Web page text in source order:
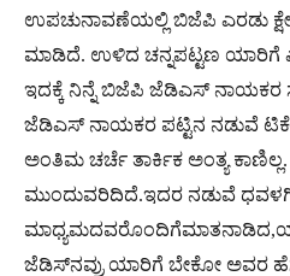
ಉಪಚುನಾವಣೆಯಲ್ಲಿ ಬಿಜೆಪಿ ಎರಡು
ಮಾಡಿದೆ. ಉಳಿದ ಚನ್ನಪಟ್ಟಣ ಯಾರಿಗೆ
ಇದಕ್ಕೆ ನಿನ್ನೆ ಬಿಜೆಪಿ ಜೆಡಿಎಸ್ ನಾಯಕರ
ಜೆಡಿಎಸ್ ನಾಯಕರ ಪಟ್ಟಿನ ನಡುವೆ
ಅಂತಿಮ ಚರ್ಚೆ ತಾರ್ಕಿಕ ಅಂತ್ಯ
ಮುಂದುವರಿದಿದೆ.ಇದರ ನಡುವೆ
ಜೆಡಿಸ್‌ನವ್ರು ಯಾರಿಗೆ ಬೇಕೋ ಅವರ